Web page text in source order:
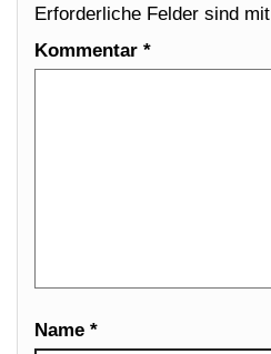
Erforderliche Felder sind mit
Kommentar *
Name *